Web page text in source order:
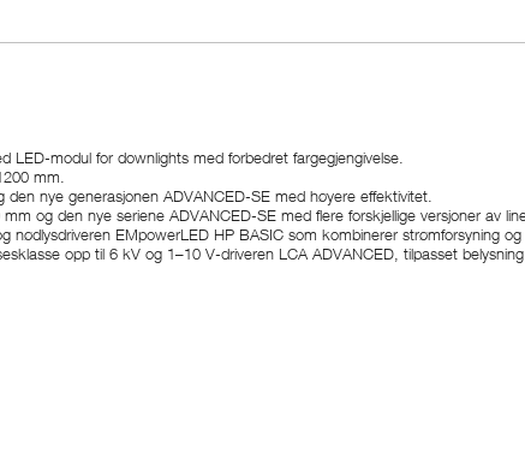
LED-modul for downlights med forbedret fargegjengivelse.
mm.
nye generasjonen ADVANCED-SE med høyere effektivitet.
og den nye seriene ADVANCED-SE med flere forskjellige versjoner av
EMpowerLED HP BASIC som kombinerer strømforsyning og
opp til 6 kV og 1–10 V-driveren LCA ADVANCED, tilpasset